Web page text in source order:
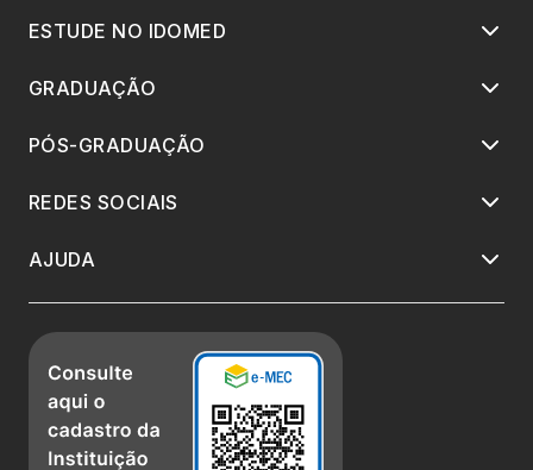
ESTUDE NO IDOMED
GRADUAÇÃO
PÓS-GRADUAÇÃO
REDES SOCIAIS
AJUDA